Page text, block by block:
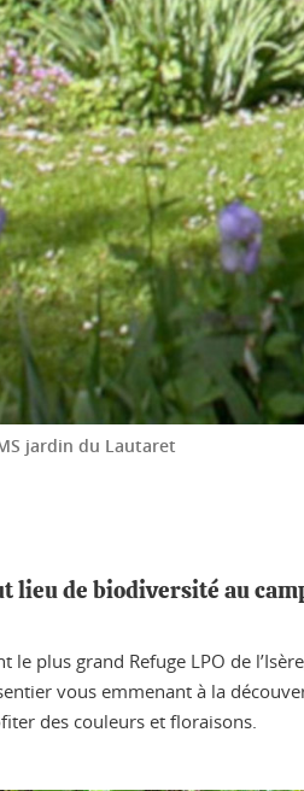
jardin du Lautaret
lieu de biodiversité au
plus grand Refuge LPO de
vous emmenant à la
des couleurs et floraisons.